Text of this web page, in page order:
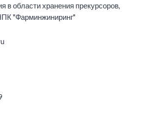
в области хранения прекурсоров,
"Фарминжиниринг"